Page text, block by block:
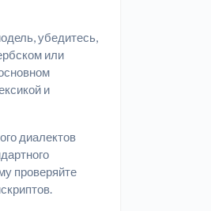
убедитесь,
или
и
диалектов
проверяйте